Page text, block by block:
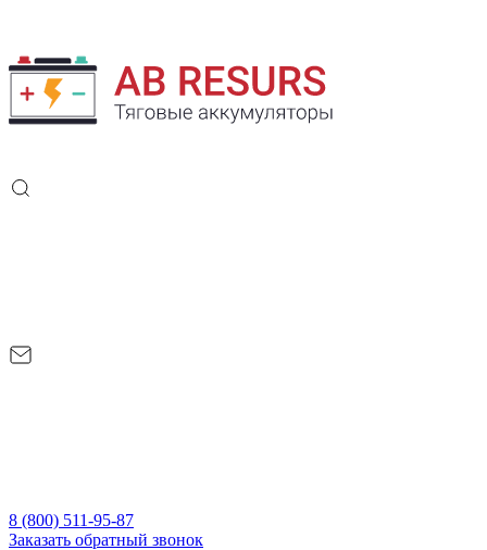
8 (800) 511-95-87
Заказать обратный звонок